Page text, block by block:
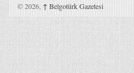
© 2026, ↑ Belgotürk Gazetesi